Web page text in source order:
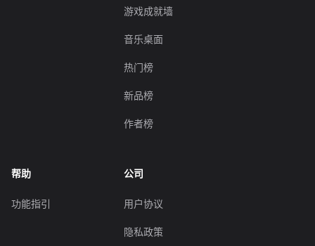
游戏成就墙
音乐桌面
热门榜
新品榜
作者榜
帮助
功能指引
公司
用户协议
隐私政策